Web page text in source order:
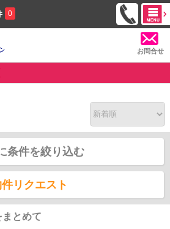
0
お問合せ
条件を絞り込む
リクエスト
とめて